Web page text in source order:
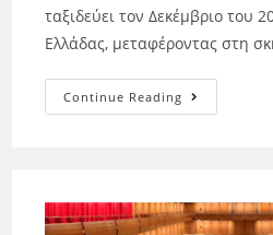
ταξιδεύει τον Δεκέμβριο του
Ελλάδας, μεταφέροντας στη
Continue Reading